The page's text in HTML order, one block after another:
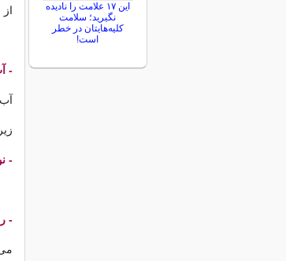
-
-
-
این ۱۷ علامت را نادیده
نگیرید؛ سلامت
کلیه‌هایتان در خطر
است!